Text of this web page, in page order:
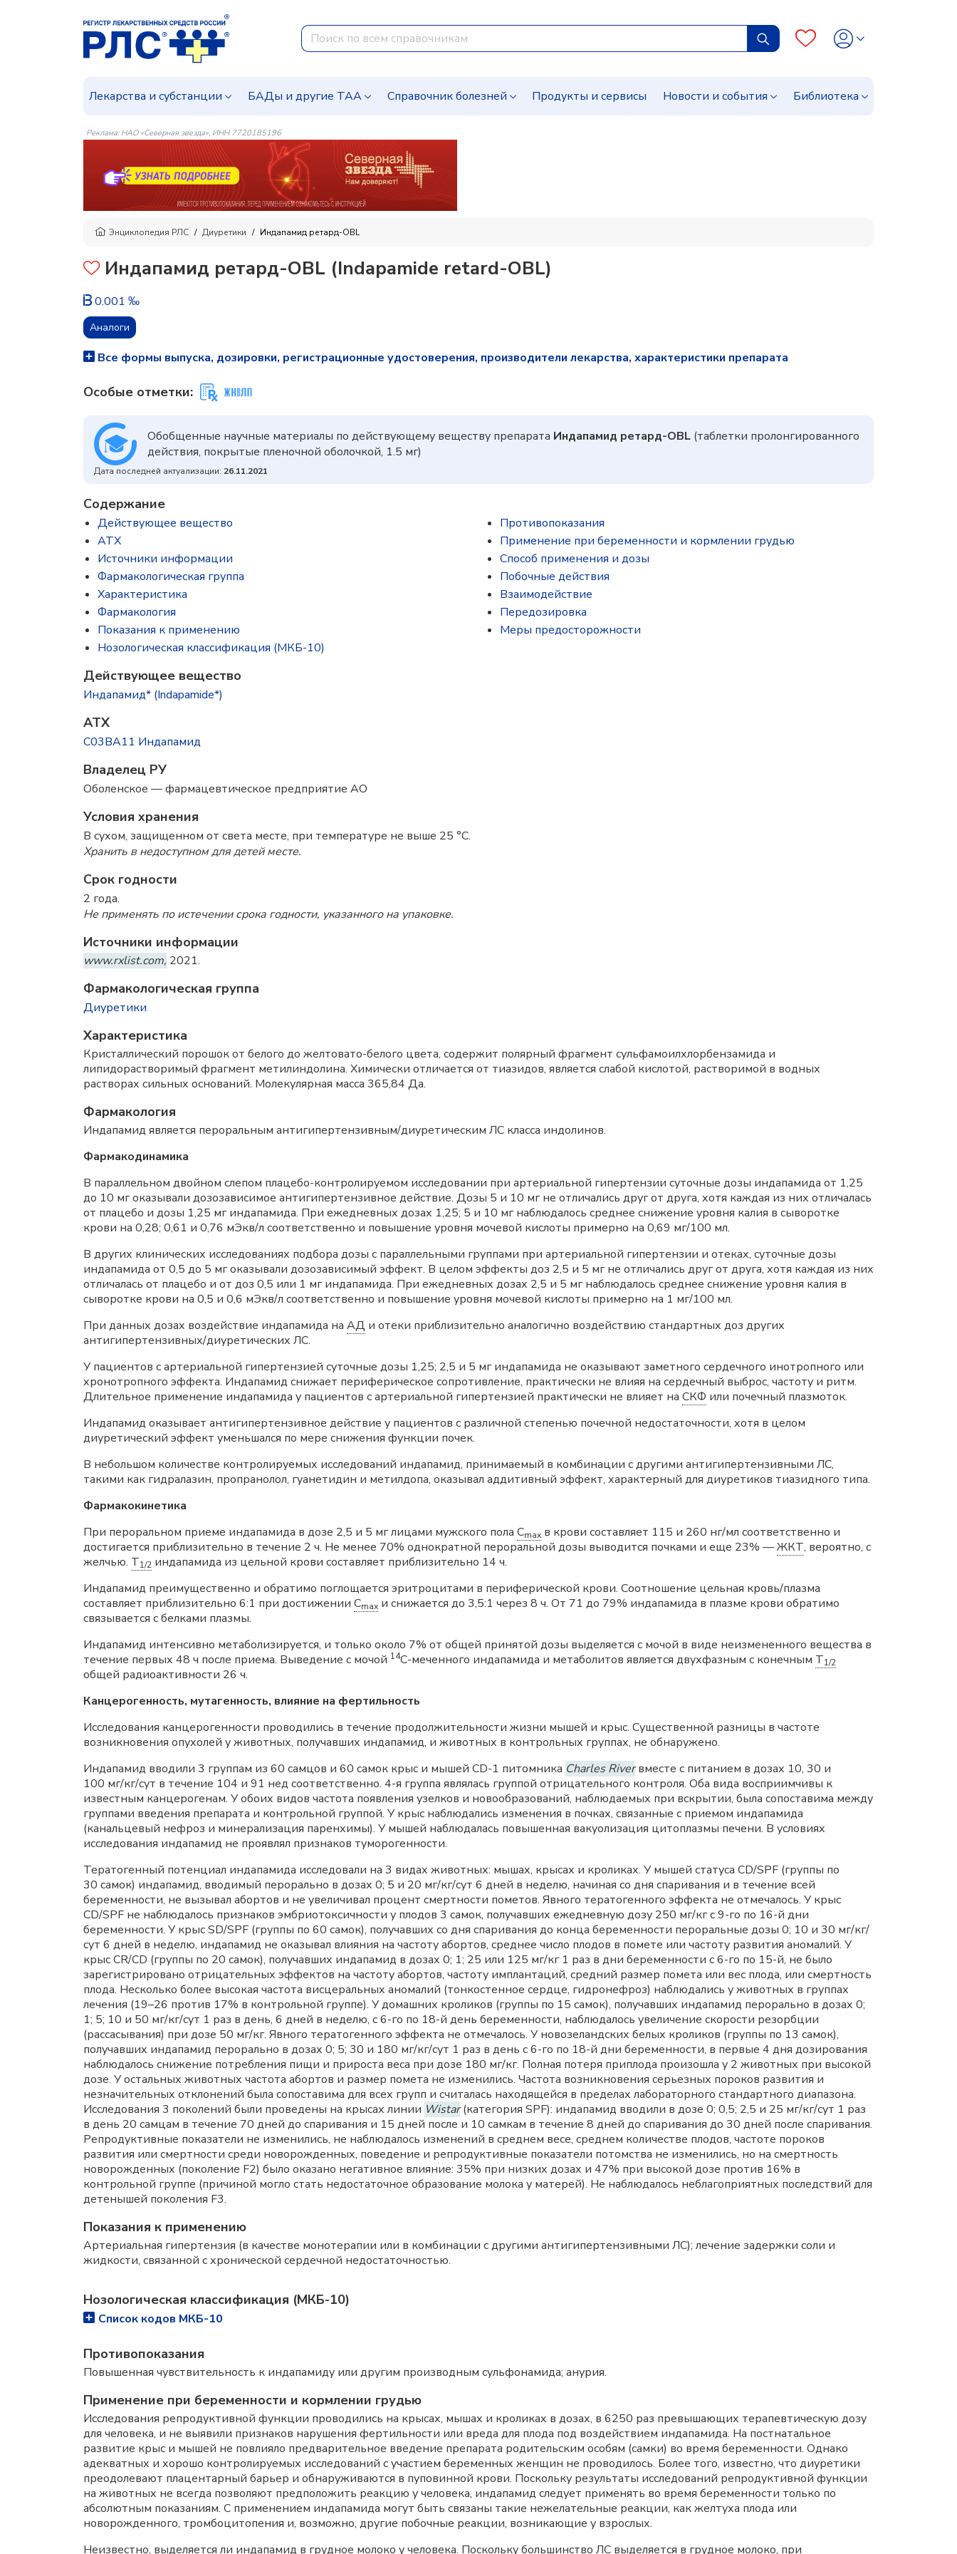
Лекарства и субстанции БАДы и другие ТАА Справочник болезней Продукты и сервисы Новости и события Библиотека
Реклама: НАО «Северная звезда», ИНН 7720185196
Энциклопедия РЛС Диуретики Индапамид ретард-OBL
Индапамид ретард-OBL (Indapamide retard-OBL)
0.001 ‰
Аналоги
Все формы выпуска, дозировки, регистрационные удостоверения, производители лекарства, характеристики препарата
Особые отметки:
Обобщенные научные материалы по действующему веществу препарата Индапамид ретард-OBL (таблетки пролонгированного
действия, покрытые пленочной оболочкой, 1.5 мг)
Дата последней актуализации: 26.11.2021
Содержание
Действующее вещество
ATX
Источники информации
Фармакологическая группа
Характеристика
Фармакология
Показания к применению
Нозологическая классификация (МКБ-10)
Противопоказания
Применение при беременности и кормлении грудью
Способ применения и дозы
Побочные действия
Взаимодействие
Передозировка
Меры предосторожности
Действующее вещество
Индапамид* (Indapamide*)
ATX
C03BA11 Индапамид
Владелец РУ
Оболенское — фармацевтическое предприятие АО
Условия хранения
В сухом, защищенном от света месте, при температуре не выше 25 °C.
Хранить в недоступном для детей месте.
Срок годности
2 года.
Не применять по истечении срока годности, указанного на упаковке.
Источники информации
www.rxlist.com, 2021.
Фармакологическая группа
Диуретики
Характеристика
Кристаллический порошок от белого до желтовато-белого цвета, содержит полярный фрагмент сульфамоилхлорбензамида и
липидорастворимый фрагмент метилиндолина. Химически отличается от тиазидов, является слабой кислотой, растворимой в водных
растворах сильных оснований. Молекулярная масса 365,84 Да.
Фармакология
Индапамид является пероральным антигипертензивным/диуретическим ЛС класса индолинов.
Фармакодинамика
В параллельном двойном слепом плацебо-контролируемом исследовании при артериальной гипертензии суточные дозы индапамида от 1,25
до 10 мг оказывали дозозависимое антигипертензивное действие. Дозы 5 и 10 мг не отличались друг от друга, хотя каждая из них отличалась
от плацебо и дозы 1,25 мг индапамида. При ежедневных дозах 1,25; 5 и 10 мг наблюдалось среднее снижение уровня калия в сыворотке
крови на 0,28; 0,61 и 0,76 мЭкв/л соответственно и повышение уровня мочевой кислоты примерно на 0,69 мг/100 мл.
В других клинических исследованиях подбора дозы с параллельными группами при артериальной гипертензии и отеках, суточные дозы
индапамида от 0,5 до 5 мг оказывали дозозависимый эффект. В целом эффекты доз 2,5 и 5 мг не отличались друг от друга, хотя каждая из них
отличалась от плацебо и от доз 0,5 или 1 мг индапамида. При ежедневных дозах 2,5 и 5 мг наблюдалось среднее снижение уровня калия в
сыворотке крови на 0,5 и 0,6 мЭкв/л соответственно и повышение уровня мочевой кислоты примерно на 1 мг/100 мл.
При данных дозах воздействие индапамида на АД и отеки приблизительно аналогично воздействию стандартных доз других
антигипертензивных/диуретических ЛС.
У пациентов с артериальной гипертензией суточные дозы 1,25; 2,5 и 5 мг индапамида не оказывают заметного сердечного инотропного или
хронотропного эффекта. Индапамид снижает периферическое сопротивление, практически не влияя на сердечный выброс, частоту и ритм.
Длительное применение индапамида у пациентов с артериальной гипертензией практически не влияет на СКФ или почечный плазмоток.
Индапамид оказывает антигипертензивное действие у пациентов с различной степенью почечной недостаточности, хотя в целом
диуретический эффект уменьшался по мере снижения функции почек.
В небольшом количестве контролируемых исследований индапамид, принимаемый в комбинации с другими антигипертензивными ЛС,
такими как гидралазин, пропранолол, гуанетидин и метилдопа, оказывал аддитивный эффект, характерный для диуретиков тиазидного типа.
Фармакокинетика
При пероральном приеме индапамида в дозе 2,5 и 5 мг лицами мужского пола Cmax в крови составляет 115 и 260 нг/мл соответственно и
достигается приблизительно в течение 2 ч. Не менее 70% однократной пероральной дозы выводится почками и еще 23% —ЖКТ, вероятно, с
желчью. T1/2 индапамида из цельной крови составляет приблизительно 14 ч.
Индапамид преимущественно и обратимо поглощается эритроцитами в периферической крови. Соотношение цельная кровь/плазма
составляет приблизительно 6:1 при достижении Cmax и снижается до 3,5:1 через 8 ч. От 71 до 79% индапамида в плазме крови обратимо
связывается с белками плазмы.
Индапамид интенсивно метаболизируется, и только около 7% от общей принятой дозы выделяется с мочой в виде неизмененного вещества в
течение первых 48 ч после приема. Выведение с мочой 14C-меченного индапамида и метаболитов является двухфазным с конечным T1/2
общей радиоактивности 26 ч.
Канцерогенность, мутагенность, влияние на фертильность
Исследования канцерогенности проводились в течение продолжительности жизни мышей и крыс. Существенной разницы в частоте
возникновения опухолей у животных, получавших индапамид, и животных в контрольных группах, не обнаружено.
Индапамид вводили 3 группам из 60 самцов и 60 самок крыс и мышей CD-1 питомника Charles Riverвместе с питанием в дозах 10, 30 и
100 мг/кг/сут в течение 104 и 91 нед соответственно. 4-я группа являлась группой отрицательного контроля. Оба вида восприимчивы к
известным канцерогенам. У обоих видов частота появления узелков и новообразований, наблюдаемых при вскрытии, была сопоставима между
группами введения препарата и контрольной группой. У крыс наблюдались изменения в почках, связанные с приемом индапамида
(канальцевый нефроз и минерализация паренхимы). У мышей наблюдалась повышенная вакуолизация цитоплазмы печени. В условиях
исследования индапамид не проявлял признаков туморогенности.
Тератогенный потенциал индапамида исследовали на 3 видах животных: мышах, крысах и кроликах. У мышей статуса CD/SPF (группы по
30 самок) индапамид, вводимый перорально в дозах 0; 5 и 20 мг/кг/сут 6 дней в неделю, начиная со дня спаривания и в течение всей
беременности, не вызывал абортов и не увеличивал процент смертности пометов. Явного тератогенного эффекта не отмечалось. У крыс
CD/SPF не наблюдалось признаков эмбриотоксичности у плодов 3 самок, получавших ежедневную дозу 250 мг/кг с 9-го по 16-й дни
беременности. У крыс SD/SPF (группы по 60 самок), получавших со дня спаривания до конца беременности пероральные дозы 0; 10 и 30 мг/кг/
сут 6 дней в неделю, индапамид не оказывал влияния на частоту абортов, среднее число плодов в помете или частоту развития аномалий. У
крыс CR/CD (группы по 20 самок), получавших индапамид в дозах 0; 1; 25 или 125 мг/кг 1 раз в дни беременности с 6-го по 15-й, не было
зарегистрировано отрицательных эффектов на частоту абортов, частоту имплантаций, средний размер помета или вес плода, или смертность
плода. Несколько более высокая частота висцеральных аномалий (тонкостенное сердце, гидронефроз) наблюдались у животных в группах
лечения (19–26 против 17% в контрольной группе). У домашних кроликов (группы по 15 самок), получавших индапамид перорально в дозах 0;
1; 5; 10 и 50 мг/кг/сут 1 раз в день, 6 дней в неделю, с 6-го по 18-й день беременности, наблюдалось увеличение скорости резорбции
(рассасывания) при дозе 50 мг/кг. Явного тератогенного эффекта не отмечалось. У новозеландских белых кроликов (группы по 13 самок),
получавших индапамид перорально в дозах 0; 5; 30 и 180 мг/кг/сут 1 раз в день с 6-го по 18-й дни беременности, в первые 4 дня дозирования
наблюдалось снижение потребления пищи и прироста веса при дозе 180 мг/кг. Полная потеря приплода произошла у 2 животных при высокой
дозе. У остальных животных частота абортов и размер помета не изменились. Частота возникновения серьезных пороков развития и
незначительных отклонений была сопоставима для всех групп и считалась находящейся в пределах лабораторного стандартного диапазона.
Исследования 3 поколений были проведены на крысах линии Wistar(категория SPF): индапамид вводили в дозе 0; 0,5; 2,5 и 25 мг/кг/сут 1 раз
в день 20 самцам в течение 70 дней до спаривания и 15 дней после и 10 самкам в течение 8 дней до спаривания до 30 дней после спаривания.
Репродуктивные показатели не изменились, не наблюдалось изменений в среднем весе, среднем количестве плодов, частоте пороков
развития или смертности среди новорожденных, поведение и репродуктивные показатели потомства не изменились, но на смертность
новорожденных (поколение F2) было оказано негативное влияние: 35% при низких дозах и 47% при высокой дозе против 16% в
контрольной группе (причиной могло стать недостаточное образование молока у матерей). Не наблюдалось неблагоприятных последствий для
детенышей поколения F3.
Показания к применению
Артериальная гипертензия (в качестве монотерапии или в комбинации с другими антигипертензивными ЛС); лечение задержки соли и
жидкости, связанной с хронической сердечной недостаточностью.
Нозологическая классификация (МКБ-10)
Список кодов МКБ-10
Противопоказания
Повышенная чувствительность к индапамиду или другим производным сульфонамида; анурия.
Применение при беременности и кормлении грудью
Исследования репродуктивной функции проводились на крысах, мышах и кроликах в дозах, в 6250 раз превышающих терапевтическую дозу
для человека, и не выявили признаков нарушения фертильности или вреда для плода под воздействием индапамида. На постнатальное
развитие крыс и мышей не повлияло предварительное введение препарата родительским особям (самки) во время беременности. Однако
адекватных и хорошо контролируемых исследований с участием беременных женщин не проводилось. Более того, известно, что диуретики
преодолевают плацентарный барьер и обнаруживаются в пуповинной крови. Поскольку результаты исследований репродуктивной функции
на животных не всегда позволяют предположить реакцию у человека, индапамид следует применять во время беременности только по
абсолютным показаниям. С применением индапамида могут быть связаны такие нежелательные реакции, как желтуха плода или
новорожденного, тромбоцитопения и, возможно, другие побочные реакции, возникающие у взрослых.
Неизвестно, выделяется ли индапамид в грудное молоко у человека. Поскольку большинство ЛС выделяется в грудное молоко, при